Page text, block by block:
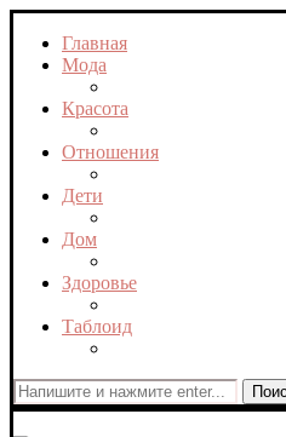
Главная
Мода
Красота
Отношения
Дети
Дом
Здоровье
Таблоид